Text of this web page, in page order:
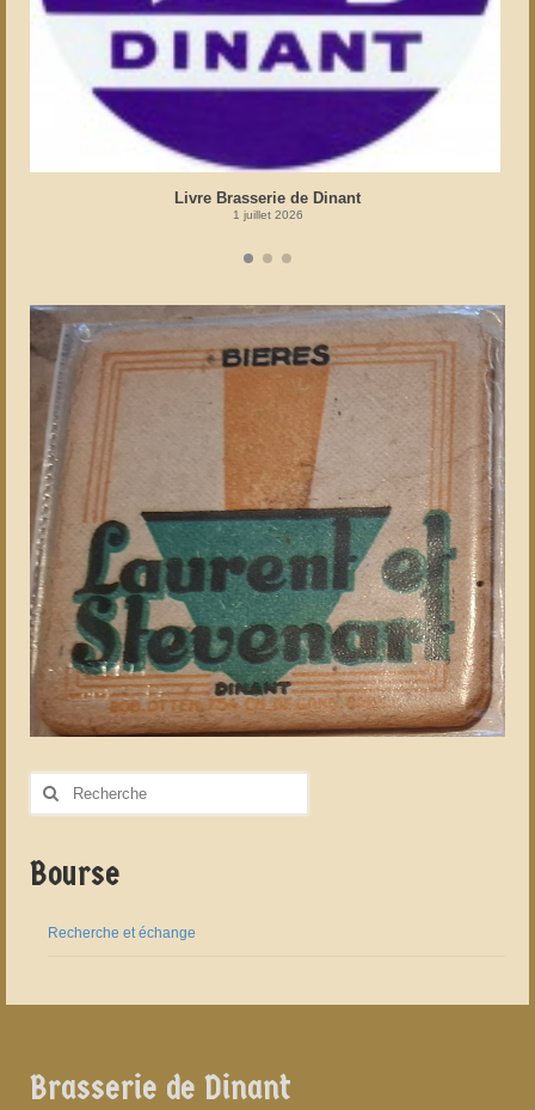
Livre Brasserie de Dinant
1 juillet 2026
Rechercher
Bourse
Recherche et échange
Brasserie de Dinant